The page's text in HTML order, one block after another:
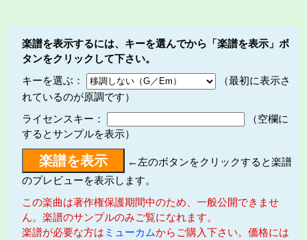
楽譜を表示するには、キーを選んでから「楽譜を表示」ボ
タンをクリックして下さい。
キーを選ぶ：
（最初に表示さ
れているのが原調です）
ライセンスキー：
（空欄に
するとサンプルを表示）
←左のボタンをクリックすると楽譜
のプレビューを表示します。
この楽曲は著作権保護期間中のため、一般公開できませ
ん。楽譜のサンプルのみご覧になれます。
楽譜が必要な方は ミューカムからご購入下さい。価格には